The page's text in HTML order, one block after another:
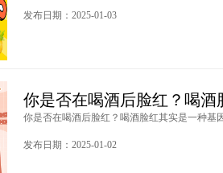
发布日期：2025-01-03
你是否在喝酒后脸红？喝
你是否在喝酒后脸红？喝酒脸红其实是一种基
发布日期：2025-01-02